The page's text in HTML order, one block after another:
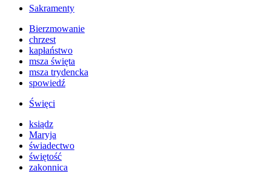
Sakramenty
Bierzmowanie
chrzest
kapłaństwo
msza święta
msza trydencka
spowiedź
Święci
ksiądz
Maryja
świadectwo
świętość
zakonnica